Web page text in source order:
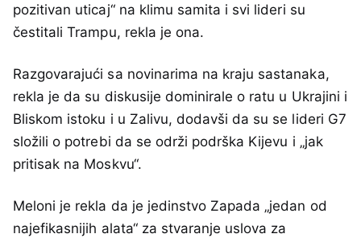
pozitivan uticaj“ na klimu samita i svi lideri su
čestitali Trampu, rekla je ona.
Razgovarajući sa novinarima na kraju sastanaka,
rekla je da su diskusije dominirale o ratu u Ukrajini i
Bliskom istoku i u Zalivu, dodavši da su se lideri G7
složili o potrebi da se održi podrška Kijevu i „jak
pritisak na Moskvu“.
Meloni je rekla da je jedinstvo Zapada „jedan od
najefikasnijih alata“ za stvaranje uslova za